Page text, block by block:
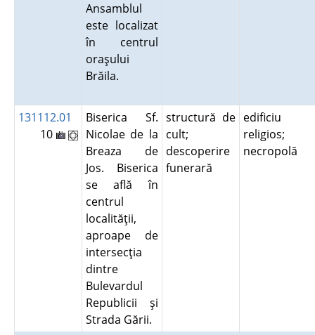
Ansamblul
este localizat
în centrul
oraşului
Brăila.
131112.01
10
Biserica Sf.
Nicolae de la
Breaza de
Jos. Biserica
se află în
centrul
localităţii,
aproape de
intersecţia
dintre
Bulevardul
Republicii şi
Strada Gării.
structură de
cult;
descoperire
funerară
edificiu
religios;
necropolă